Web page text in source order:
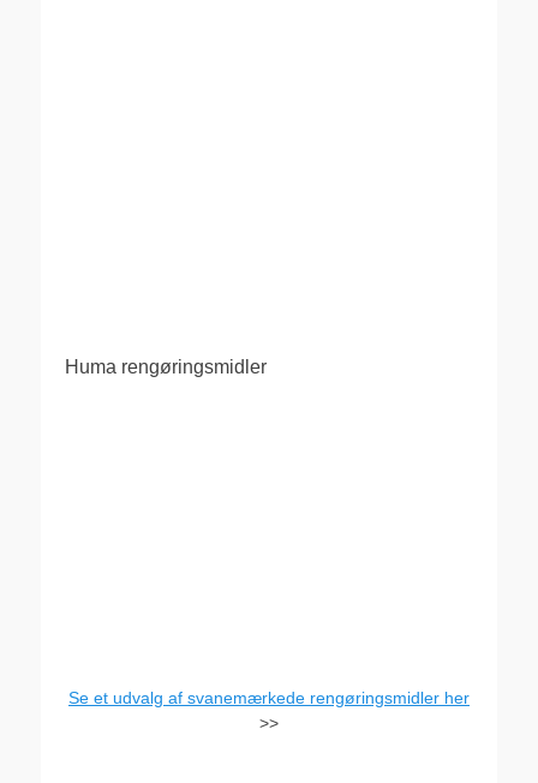
Huma rengøringsmidler
Se et udvalg af svanemærkede rengøringsmidler her
>>